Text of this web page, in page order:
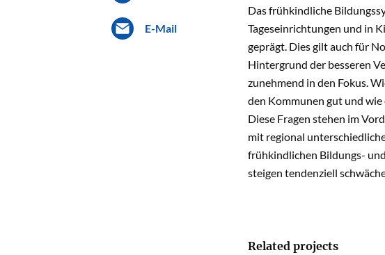
E-Mail
Das frühkindliche
Tageseinrichtungen und in
geprägt. Dies gilt auch für
Hintergrund der besseren
zunehmend in den Fokus.
den Kommunen gut und
Diese Fragen stehen im
mit regional
frühkindlichen Bildungs-
steigen tendenziell
Related projects